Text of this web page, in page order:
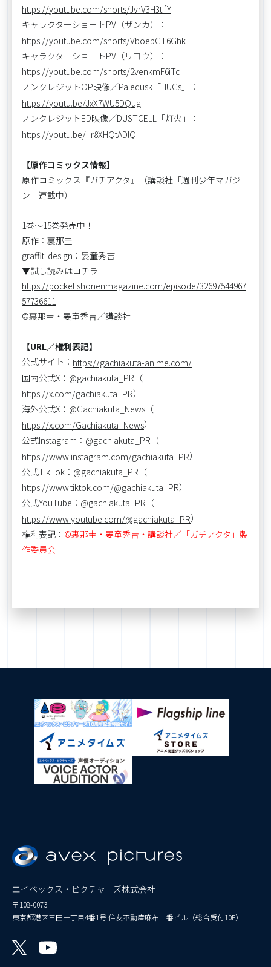
https://youtube.com/shorts/JvrV3H3tifY
キャラクターショートPV（ザンカ）：
https://youtube.com/shorts/VboebGT6Ghk
キャラクターショートPV（リヨウ）：
https://youtube.com/shorts/2venkmF6iTc
ノンクレジットOP映像／Paledusk「HUGs」：
https://youtu.be/JxX7WU5DQug
ノンクレジットED映像／DUSTCELL「灯火」：
https://youtu.be/_r8XHQtADlQ
【原作コミックス情報】
原作コミックス『ガチアクタ』（講談社「週刊少年マガジ
ン」連載中）
1巻～15巻発売中！
原作：裏那圭
graffiti design：晏童秀吉
▼試し読みはコチラ
https://pocket.shonenmagazine.com/episode/32697544967
57736611
©裏那圭・晏童秀吉／講談社
【URL／権利表記】
公式サイト： https://gachiakuta-anime.com/
国内公式X：@gachiakuta_PR（
https://x.com/gachiakuta_PR）
海外公式X：@Gachiakuta_News（
https://x.com/Gachiakuta_News）
公式Instagram：@gachiakuta_PR（
https://www.instagram.com/gachiakuta_PR）
公式TikTok：@gachiakuta_PR（
https://www.tiktok.com/@gachiakuta_PR）
公式YouTube：@gachiakuta_PR（
https://www.youtube.com/@gachiakuta_PR）
権利表記： ©裏那圭・晏童秀吉・講談社／「ガチアクタ」製
作委員会
エイベックス・ピクチャーズ株式会社
〒108-0073
東京都港区三田一丁目4番1号 住友不動産麻布十番ビル（総合受付10F）